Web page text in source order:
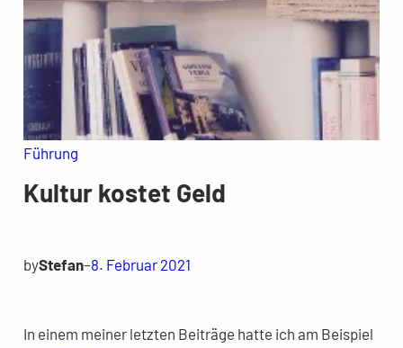
Führung
Kultur kostet Geld
byStefan–8. Februar 2021
In einem meiner letzten Beiträge hatte ich am Beispiel